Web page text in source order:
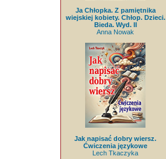
Ja Chłopka. Z pamiętnika
wiejskiej kobiety. Chłop. Dzieci.
Bieda. Wyd. II
Anna Nowak
Jak napisać dobry wiersz.
Ćwiczenia językowe
Lech Tkaczyka